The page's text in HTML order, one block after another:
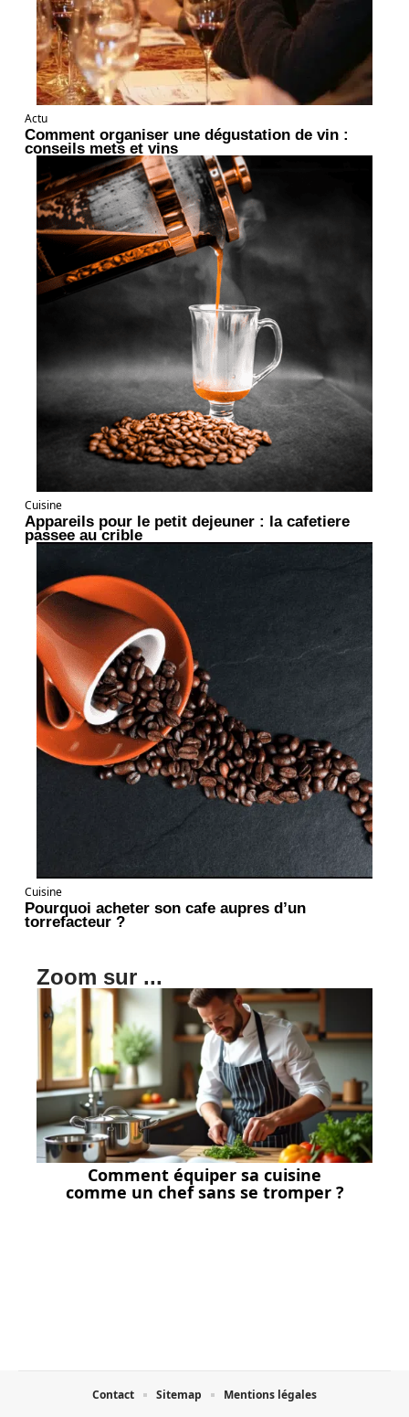
Actu
Comment organiser une dégustation de vin :
conseils mets et vins
Cuisine
Appareils pour le petit dejeuner : la cafetiere
passee au crible
Cuisine
Pourquoi acheter son cafe aupres d’un
torrefacteur ?
Zoom sur ...
Comment équiper sa cuisine
comme un chef sans se tromper ?
Contact Sitemap Mentions légales